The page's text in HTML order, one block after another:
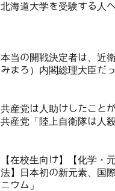
北海道大学を受験する人
本当の開戦決定者は、近
みまろ）内閣総理大臣だ
共産党は人助けしたこと
共産党「陸上自衛隊は人
【在校生向け】【化学・
法】日本初の新元素、国
ニウム」